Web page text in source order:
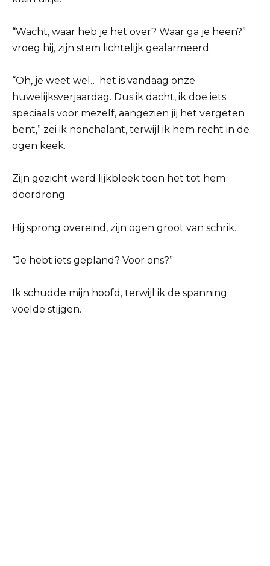
“Wacht, waar heb je het over? Waar ga je heen?”
vroeg hij, zijn stem lichtelijk gealarmeerd.
“Oh, je weet wel… het is vandaag onze
huwelijksverjaardag. Dus ik dacht, ik doe iets
speciaals voor mezelf, aangezien jij het vergeten
bent,” zei ik nonchalant, terwijl ik hem recht in de
ogen keek.
Zijn gezicht werd lijkbleek toen het tot hem
doordrong.
Hij sprong overeind, zijn ogen groot van schrik.
“Je hebt iets gepland? Voor ons?”
Ik schudde mijn hoofd, terwijl ik de spanning
voelde stijgen.